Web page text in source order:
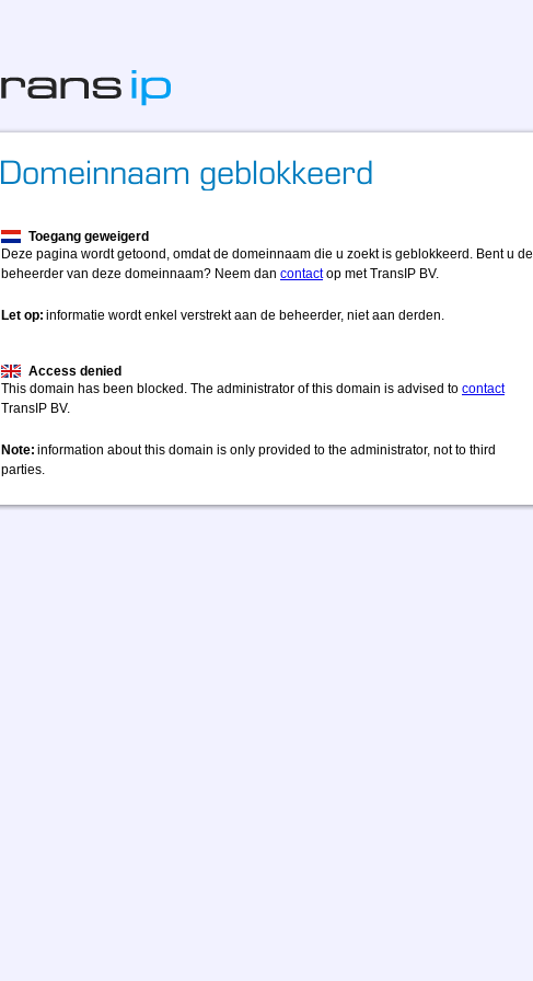
Toegang geweigerd
Deze pagina wordt getoond, omdat de domeinnaam die u zoekt is geblokkeerd. Bent u de
beheerder van deze domeinnaam? Neem dan contactop met TransIP BV.
Let op: informatie wordt enkel verstrekt aan de beheerder, niet aan derden.
Access denied
This domain has been blocked. The administrator of this domain is advised to contact
TransIP BV.
Note: information about this domain is only provided to the administrator, not to third
parties.